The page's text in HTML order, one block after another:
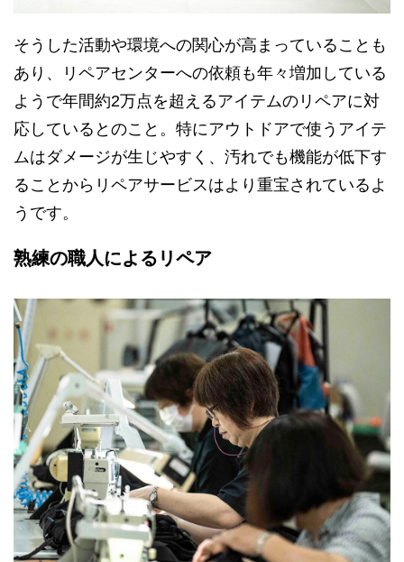
そうした活動や環境への関心が高まっていることも
あり、リペアセンターへの依頼も年々増加している
ようで年間約2万点を超えるアイテムのリペアに対
応しているとのこと。特にアウトドアで使うアイテ
ムはダメージが生じやすく、汚れでも機能が低下す
ることからリペアサービスはより重宝されているよ
うです。
熟練の職人によるリペア